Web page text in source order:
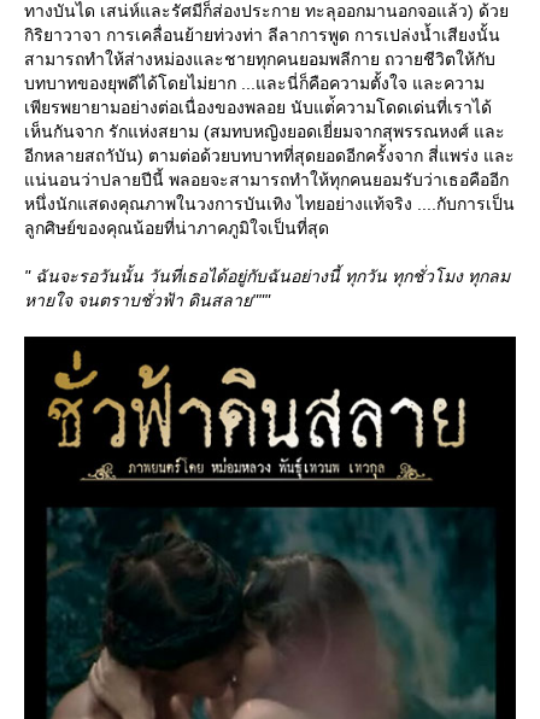
ทางบันได เสน่ห์และรัศมีก็ส่องประกาย ทะลุออกมานอกจอแล้ว) ด้ว
กิริยาวาจา การเคลื่อนย้ายท่วงท่า ลีลาการพูด การเปล่งน้ำเสียงนั้น
สามารถทำให้ส่างหม่องและชายทุกคนยอมพลีกาย ถวายชีวิตให้กับ
บทบาทของยุพดีได้โดยไม่ยาก ...และนี่ก็คือความตั้งใจ และความ
เพียรพยายามอย่างต่อเนื่องของพลอย นับแต่้ความโดดเด่นที่เราได้
เห็นกันจาก รักแห่งสยาม (สมทบหญิงยอดเยี่ยมจากสุพรรณหงศ์ และ
อีกหลายสถาับัน) ตามต่อด้วยบทบาทที่สุดยอดอีกครั้งจาก สี่แพร่ง และ
น่นอนว่าปลายปีนี้ พลอยจะสามารถทำให้ทุกคนยอมรับว่าเธอคืออีก
หนึ่งนักแสดงคุณภาพในวงการบันเทิง ไทยอย่างแท้จริง ....กับการเป็น
ลูกศิษย์ของคุณน้อยที่น่าภาคภูมิใจเป็นที่สุด
" ฉันจะรอวันนั้น วันที่เธอได้อยู่กับฉันอย่างนี้ ทุกวัน ทุกชั่วโมง ทุกลม
หายใจ จนตราบชั่วฟ้า ดินสลาย"""